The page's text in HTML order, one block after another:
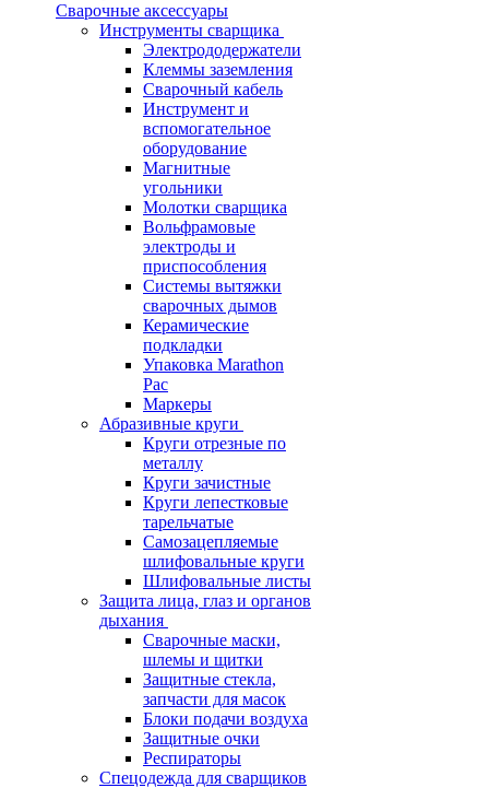
Сварочные аксессуары
Инструменты сварщика
Электрододержатели
Клеммы заземления
Сварочный кабель
Инструмент и
вспомогательное
оборудование
Магнитные
угольники
Молотки сварщика
Вольфрамовые
электроды и
приспособления
Системы вытяжки
сварочных дымов
Керамические
подкладки
Упаковка Marathon
Pac
Маркеры
Абразивные круги
Круги отрезные по
металлу
Круги зачистные
Круги лепестковые
тарельчатые
Самозацепляемые
шлифовальные круги
Шлифовальные листы
Защита лица, глаз и органов
дыхания
Сварочные маски,
шлемы и щитки
Защитные стекла,
запчасти для масок
Блоки подачи воздуха
Защитные очки
Респираторы
Спецодежда для сварщиков